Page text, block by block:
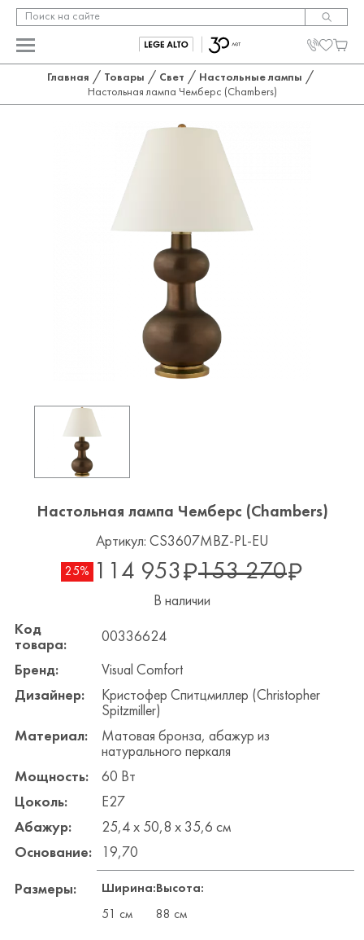
Главная / Товары / Свет / Настольные лампы /
Настольная лампа Чемберс (Chambers)
Настольная лампа Чемберс (Chambers)
Артикул: CS3607MBZ-PL-EU
25% 114 953 153 270
В наличии
Код
товара:
00336624
Бренд:
Visual Comfort
Дизайнер:
Кристофер Спитцмиллер (Christopher
Spitzmiller)
Материал:
Матовая бронза, абажур из
натурального перкаля
Мощность:
60 Вт
Цоколь:
E27
Абажур:
25,4 х 50,8 х 35,6 см
Основание:
19,70
Размеры:
Ширина:
51 см
Высота:
88 см